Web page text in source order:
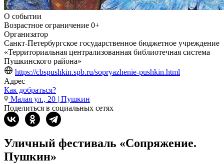
О событии
Возрастное ограничение 0+
Организатор
Санкт-Петербургское государственное бюджетное учреждение
«Территориальная централизованная библиотечная система
Пушкинского района»
https://cbspushkin.spb.ru/sopryazhenie-pushkin.html
Адрес
Как добраться?
Малая ул., 20 | Пушкин
Поделиться в социальных сетях
Уличный фестиваль «Сопряжение.
Пушкин»